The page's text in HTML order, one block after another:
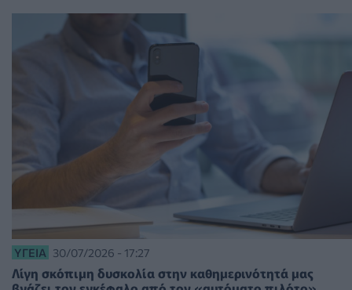
ΥΓΕΊΑ 30/07/2026 - 17:27
Λίγη σκόπιμη δυσκολία στην καθημερινότητά μας